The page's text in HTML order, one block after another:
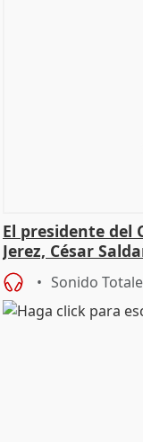
El presidente del
Jerez, César
Sonido